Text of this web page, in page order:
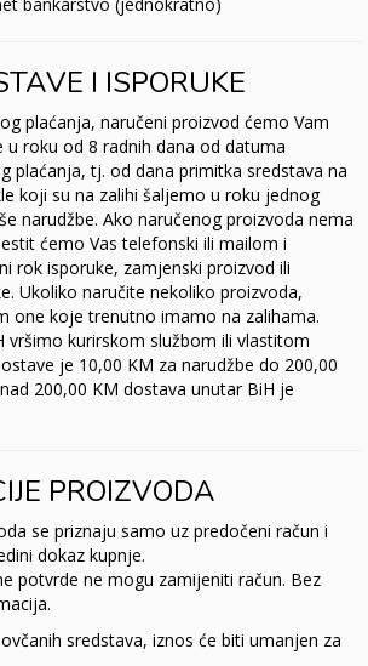
I ISPORUKE
plaćanja, naručeni proizvod ćemo Vam
u roku od 8 radnih dana od datuma
plaćanja, tj. od dana primitka sredstava na
koji su na zalihi šaljemo u roku jednog
narudžbe. Ako naručenog proizvoda nema
ćemo Vas telefonski ili mailom i
rok isporuke, zamjenski proizvod ili
Ukoliko naručite nekoliko proizvoda,
one koje trenutno imamo na zalihama.
vršimo kurirskom službom ili vlastitom
je 10,00 KM za narudžbe do 200,00
200,00 KM dostava unutar BiH je
PROIZVODA
se priznaju samo uz predočeni račun i
dokaz kupnje.
potvrde ne mogu zamijeniti račun. Bez
sredstava, iznos će biti umanjen za